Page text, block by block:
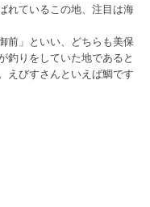
れているこの地、注目は海
前」といい、どちらも美保
釣りをしていた地であると
えびすさんといえば鯛です